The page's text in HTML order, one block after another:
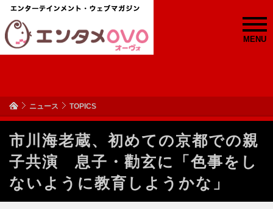
MENU
ニュース TOPICS
市川海老蔵、初めての京都での親
子共演 息子・勸玄に「色事をし
ないように教育しようかな」